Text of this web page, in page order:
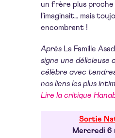
un frère plus proche
l’imaginait… mais
encombrant !
Après La Famille
signe une délicieuse
célèbre avec
nos liens les plus
Lire la critique
Sortie
Mercredi 6